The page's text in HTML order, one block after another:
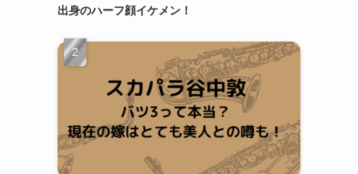
出身のハーフ顔イケメン！